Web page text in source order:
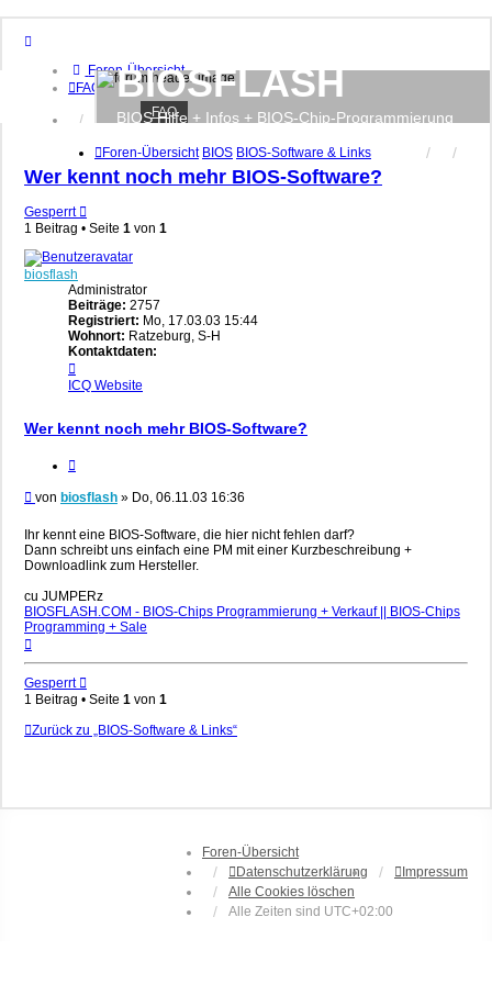
Foren-Übersicht
FAQ
Anmelden
BIOSFLASH
BIOS Hilfe + Infos + BIOS-Chip-Programmierung
FAQ
Foren-Übersicht BIOS BIOS-Software & Links
Wer kennt noch mehr BIOS-Software?
Gesperrt
1 Beitrag • Seite 1 von 1
biosflash
Administrator
Beiträge: 2757
Registriert: Mo, 17.03.03 15:44
Wohnort: Ratzeburg, S-H
Kontaktdaten:
von
biosflash
ICQ Website
Wer kennt noch mehr BIOS-Software?
Beitrag
von biosflash » Do, 06.11.03 16:36
Ihr kennt eine BIOS-Software, die hier nicht fehlen darf?
Dann schreibt uns einfach eine PM mit einer Kurzbeschreibung +
Downloadlink zum Hersteller.
cu JUMPERz
BIOSFLASH.COM - BIOS-Chips Programmierung + Verkauf || BIOS-Chips
Programming + Sale
Gesperrt
1 Beitrag • Seite 1 von 1
Zurück zu „BIOS-Software & Links“
Foren-Übersicht
Datenschutzerklärung
Impressum
Alle Cookies löschen
Alle Zeiten sind UTC+02:00